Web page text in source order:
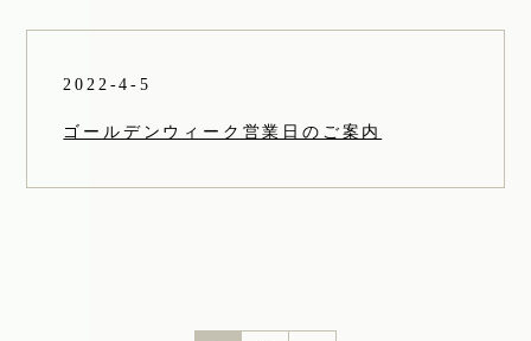
2022-4-5
ゴールデンウィーク営業日のご案内